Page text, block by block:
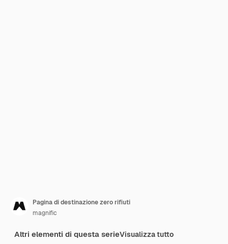
Pagina di destinazione zero rifiuti
magnific
Altri elementi di questa serieVisualizza tutto